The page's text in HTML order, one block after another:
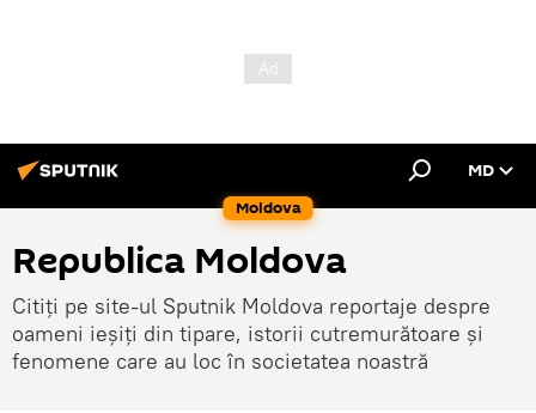
Moldova
MD
Republica Moldova
Citiți pe site-ul Sputnik Moldova reportaje despre
oameni ieșiți din tipare, istorii cutremurătoare și
fenomene care au loc în societatea noastră